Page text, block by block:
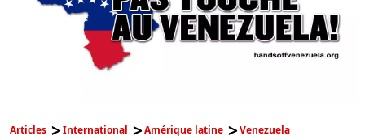
Articles International Amérique latine Venezuela